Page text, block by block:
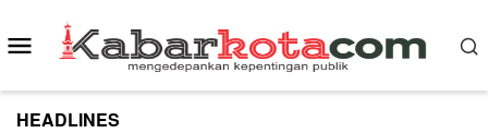
to
content
Mobile
Menu
HEADLINES